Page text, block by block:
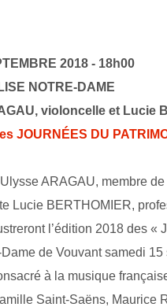
2018 - 18h00
NOTRE-DAME
violoncelle et Lucie
JOURNÉES DU
ARAGAU, membre
Lucie BERTHOMIER,
l’édition 2018 des «
de Vouvant samedi
à la musique
Saint-Saëns, Maurice